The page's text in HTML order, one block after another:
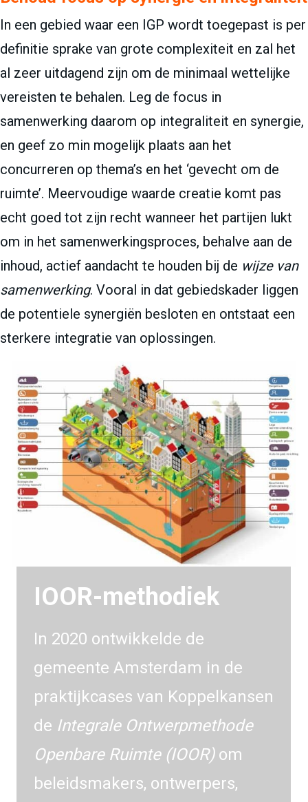
In een gebied waar een IGP wordt toegepast is per
definitie sprake van grote complexiteit en zal het
al zeer uitdagend zijn om de minimaal wettelijke
vereisten te behalen. Leg de focus in
samenwerking daarom op integraliteit en synergie,
en geef zo min mogelijk plaats aan het
concurreren op thema’s en het ‘gevecht om de
ruimte’. Meervoudige waarde creatie komt pas
echt goed tot zijn recht wanneer het partijen lukt
om in het samenwerkingsproces, behalve aan de
inhoud, actief aandacht te houden bij de wijze van
samenwerking. Vooral in dat gebiedskader liggen
de potentiele synergiën besloten en ontstaat een
sterkere integratie van oplossingen.
IOOR-methodiek
In 2020 ontwikkelde de
gemeente Amsterdam in de
praktijkcases van Koppelkansen
de Integrale Ontwerpmethode
Openbare Ruimte (IOOR)om
beleidsmakers, ontwerpers,